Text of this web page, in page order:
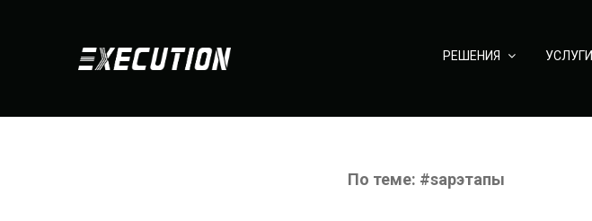
РЕШЕНИЯ УСЛУГИ
По теме: #sapэтапы